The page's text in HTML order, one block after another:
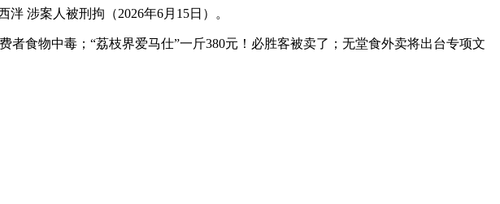
涉案人被刑拘（2026年6月15日）。
物中毒；“荔枝界爱马仕”一斤380元！必胜客被卖了；无堂食外卖将出台专项文